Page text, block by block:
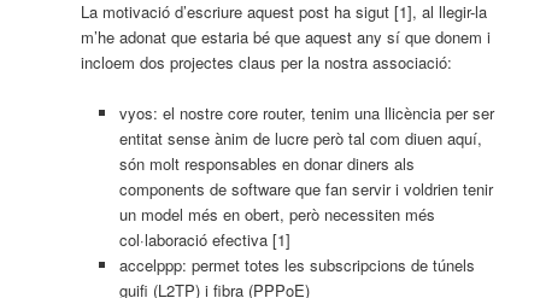
La motivació d’escriure aquest post ha sigut [1], al llegir-la
m’he adonat que estaria bé que aquest any sí que donem i
incloem dos projectes claus per la nostra associació:
vyos: el nostre core router, tenim una llicència per ser
entitat sense ànim de lucre però tal com diuen aquí,
són molt responsables en donar diners als
components de software que fan servir i voldrien tenir
un model més en obert, però necessiten més
col·laboració efectiva [1]
accelppp: permet totes les subscripcions de túnels
guifi (L2TP) i fibra (PPPoE)